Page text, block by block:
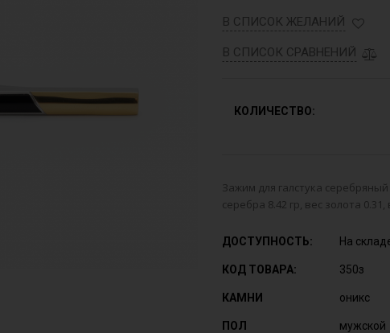
В СПИСОК ЖЕЛАНИЙ
В СПИСОК СРАВНЕНИЙ
КОЛИЧЕСТВО:
Зажим для галстука
серебра 8.42 гр, вес золота
ДОСТУПНОСТЬ: На
КОД ТОВАРА: 350з
КАМНИ оникс
ПОЛ мужской